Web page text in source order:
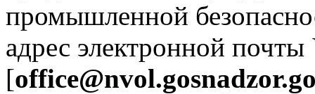
промышленной
адрес электронной
[